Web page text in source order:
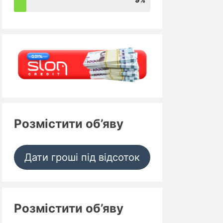
Розмістити об’яву
Дати гроші під відсоток
Розмістити об’яву